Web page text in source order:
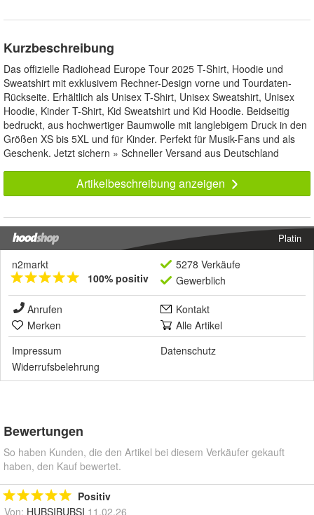
Kurzbeschreibung
Das offizielle Radiohead Europe Tour 2025 T-Shirt, Hoodie und
Sweatshirt mit exklusivem Rechner-Design vorne und Tourdaten-
Rückseite. Erhältlich als Unisex T-Shirt, Unisex Sweatshirt, Unisex
Hoodie, Kinder T-Shirt, Kid Sweatshirt und Kid Hoodie. Beidseitig
bedruckt, aus hochwertiger Baumwolle mit langlebigem Druck in den
Größen XS bis 5XL und für Kinder. Perfekt für Musik-Fans und als
Geschenk. Jetzt sichern » Schneller Versand aus Deutschland
Artikelbeschreibung anzeigen
Platin
n2markt
100% positiv
5278 Verkäufe
Gewerblich
Anrufen
Kontakt
Merken
Alle Artikel
Impressum
Datenschutz
Widerrufsbelehrung
Bewertungen
So haben Kunden, die den Artikel bei diesem Verkäufer gekauft
haben, den Kauf bewertet.
Positiv
Von: HUBSIBUBSI 11.02.26